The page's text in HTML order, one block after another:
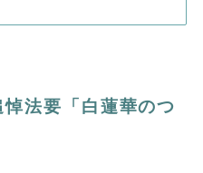
悼法要「白蓮華のつ